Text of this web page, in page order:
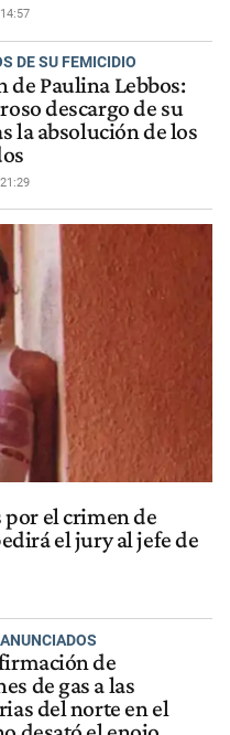
DE SU FEMICIDIO
de Paulina Lebbos:
descargo de su
la absolución de los
por el crimen de
el jury al jefe de
de
de gas a las
del norte en el